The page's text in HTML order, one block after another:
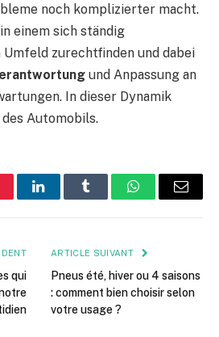
noch komplizierter macht.
einem sich ständig
zurechtfinden und dabei
und Anpassung an
In dieser Dynamik
Automobils.
LinkedInTumblr WhatsApp
E-
qui
ARTICLE SUIVANT
Pneus été, hiver ou 4 saisons
: comment bien choisir selon
votre usage ?